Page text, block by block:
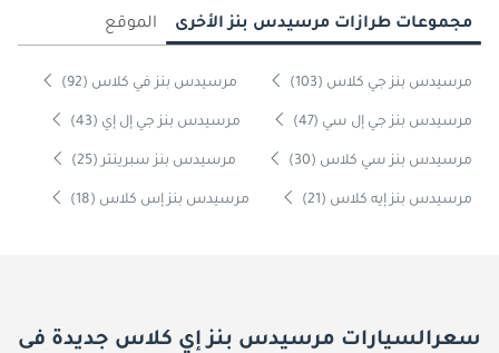
مجموعات طرازات مرسيدس بنز الأخرى الموقع
مرسيدس بنز جي كلاس (103) مرسيدس بنز في كلاس (92)
مرسيدس بنز جي إل سي (47) مرسيدس بنز جي إل إي (43)
مرسيدس بنز سي كلاس (30) مرسيدس بنز سبرينتر (25)
مرسيدس بنز إيه كلاس (21) مرسيدس بنز إس كلاس (18)
سعرالسيارات مرسيدس بنز إي كلاس جديدة فى